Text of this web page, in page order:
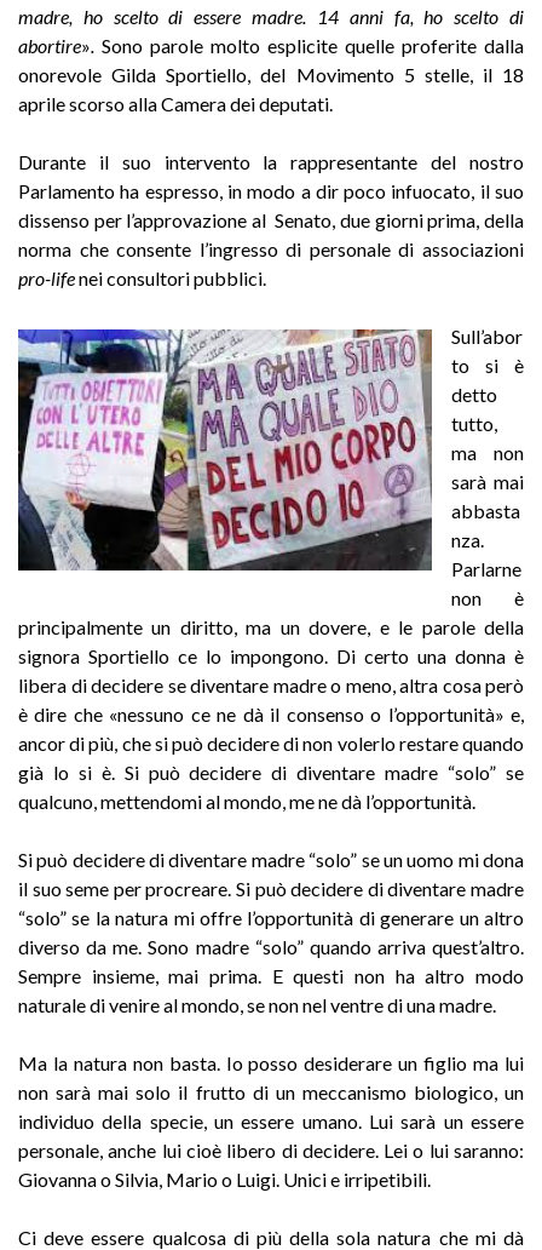
madre, ho scelto di essere madre. 14 anni fa, ho scelto di
abortire» Sono parole molto esplicite quelle proferite dalla
onorevole Gilda Sportiello, del Movimento 5 stelle, il 18
aprile scorso alla Camera dei deputati.
Durante il suo intervento la rappresentante del nostro
Parlamento ha espresso, in modo a dir poco infuocato, il suo
dissenso per l’approvazione al Senato, due giorni prima, della
norma che consente l’ingresso di personale di associazioni
pro-lifenei consultori pubblici.
Sull’abor
to si è
detto
tutto,
ma non
sarà mai
abbasta
nza.
Parlarne
non è
principalmente un diritto, ma un dovere, e le parole della
signora Sportiello ce lo impongono. Di certo una donna è
libera di decidere se diventare madre o meno, altra cosa però
è dire che «nessuno ce ne dà il consenso o l’opportunità» e,
ancor di più, che si può decidere di non volerlo restare quando
già lo si è. Si può decidere di diventare madre “solo” se
qualcuno, mettendomi al mondo, me ne dà l’opportunità.
Si può decidere di diventare madre “solo” se un uomo mi dona
il suo seme per procreare. Si può decidere di diventare madre
“solo” se la natura mi offre l’opportunità di generare un altro
diverso da me. Sono madre “solo” quando arriva quest’altro.
Sempre insieme, mai prima. E questi non ha altro modo
naturale di venire al mondo, se non nel ventre di una madre.
Ma la natura non basta. Io posso desiderare un figlio ma lui
non sarà mai solo il frutto di un meccanismo biologico, un
individuo della specie, un essere umano. Lui sarà un essere
personale, anche lui cioè libero di decidere. Lei o lui saranno:
Giovanna o Silvia, Mario o Luigi. Unici e irripetibili.
Ci deve essere qualcosa di più della sola natura che mi dà